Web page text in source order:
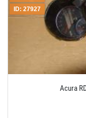
Acura
ID: 27927